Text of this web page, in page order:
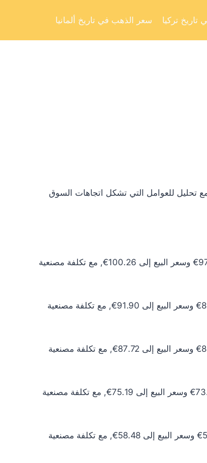
سعر الذهب في تاريخ ألمانيا تركيا
تحليل للعوامل التي تشكل اتجاهات السوق
سعر الذهب عيار 24 اليوم يبلغ 88.49€ للشراء الخام و91.14€ للبيع الخام. أما مع إضافة المصنعية، فيرتفع سعر الشراء إلى 97.34€ وسعر البيع إلى 100.26€, مع تكلفة مصنعية
سعر الذهب عيار 22 اليوم يبلغ 81.11€ للشراء الخام و83.55€ للبيع الخام. أما مع إضافة المصنعية، فيرتفع سعر الشراء إلى 89.23€ وسعر البيع إلى 91.90€, مع تكلفة مصنعية
سعر الذهب عيار 21 اليوم يبلغ 77.43€ للشراء الخام و79.75€ للبيع الخام. أما مع إضافة المصنعية، فيرتفع سعر الشراء إلى 85.17€ وسعر البيع إلى 87.72€, مع تكلفة مصنعية
سعر الذهب عيار 18 اليوم يبلغ 66.37€ للشراء الخام و68.36€ للبيع الخام. أما مع إضافة المصنعية، فيرتفع سعر الشراء إلى 73.00€ وسعر البيع إلى 75.19€, مع تكلفة مصنعية
سعر الذهب عيار 14 اليوم يبلغ 51.62€ للشراء الخام و53.17€ للبيع الخام. أما مع إضافة المصنعية، فيرتفع سعر الشراء إلى 56.78€ وسعر البيع إلى 58.48€, مع تكلفة مصنعية